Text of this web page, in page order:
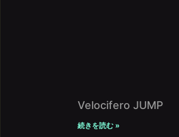
Velocifero JUMP
続きを読む »